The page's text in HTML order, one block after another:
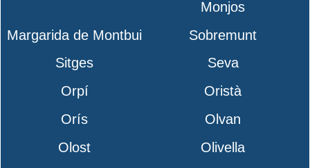
Monjos
Margarida de Montbui
Sobremunt
Sitges
Seva
Orpí
Oristà
Orís
Olvan
Olost
Olivella